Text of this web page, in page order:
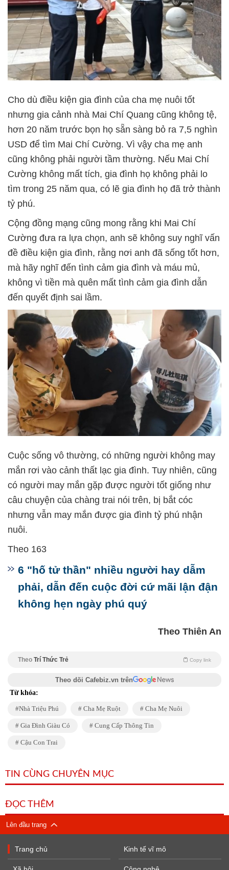
Cho dù điều kiện gia đình của cha mẹ nuôi tốt
nhưng gia cảnh nhà Mai Chí Quang cũng không tệ,
hơn 20 năm trước bọn họ sẵn sàng bỏ ra 7,5 nghìn
USD để tìm Mai Chí Cường. Vì vậy cha mẹ anh
cũng không phải người tầm thường. Nếu Mai Chí
Cường không mất tích, gia đình họ không phải lo
tìm trong 25 năm qua, có lẽ gia đình họ đã trở thành
tỷ phú.
Cộng đồng mạng cũng mong rằng khi Mai Chí
Cường đưa ra lựa chọn, anh sẽ không suy nghĩ vấn
đề điều kiện gia đình, rằng nơi anh đã sống tốt hơn,
mà hãy nghĩ đến tình cảm gia đình và máu mủ,
không vì tiền mà quên mất tình cảm gia đình dẫn
đến quyết định sai lầm.
Cuộc sống vô thường, có những người không may
mắn rơi vào cảnh thất lạc gia đình. Tuy nhiên, cũng
có người may mắn gặp được người tốt giống như
câu chuyện của chàng trai nói trên, bị bắt cóc
nhưng vẫn may mắn được gia đình tỷ phú nhận
nuôi.
Theo 163
6 "hố tử thần" nhiều người hay dẫm
phải, dẫn đến cuộc đời cứ mãi lận đận
không hẹn ngày phú quý
Theo Thiên An
Theo Trí Thức Trẻ Copy link
Theo dõi Cafebiz.vn trên
Từ khóa:
Nhà Triệu Phú Cha Mẹ Ruột Cha Mẹ Nuôi
Gia Đình Giàu Có Cung Cấp Thông Tin
Cậu Con Trai
TIN CÙNG CHUYÊN MỤC
ĐỌC THÊM
Lên đầu trang
Trang chủ Kinh tế vĩ mô